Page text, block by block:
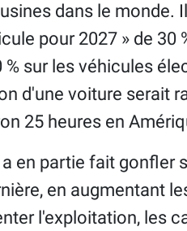
dans le monde.
pour 2027 » de 30
sur les véhicules
d'une voiture serait
25 heures en
en partie fait gonfler
en augmentant
l'exploitation, les